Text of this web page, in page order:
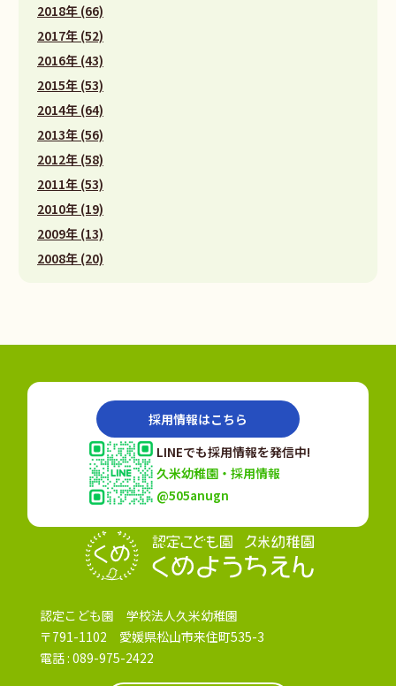
2018年 (66)
2017年 (52)
2016年 (43)
2015年 (53)
2014年 (64)
2013年 (56)
2012年 (58)
2011年 (53)
2010年 (19)
2009年 (13)
2008年 (20)
認定こども園 学校法人久米幼稚園
〒791-1102 愛媛県松山市来住町535-3
電話 : 089-975-2422
採用情報はこちら
LINEでも採用情報を発信中!
久米幼稚園・採用情報
@505anugn